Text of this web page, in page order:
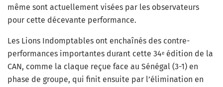
même sont actuellement visées par les observateurs
pour cette décevante performance.
Les Lions Indomptables ont enchaînés des contre-
performances importantes durant cette 34e édition de la
CAN, comme la claque reçue face au Sénégal (3-1) en
phase de groupe, qui finit ensuite par l’élimination en